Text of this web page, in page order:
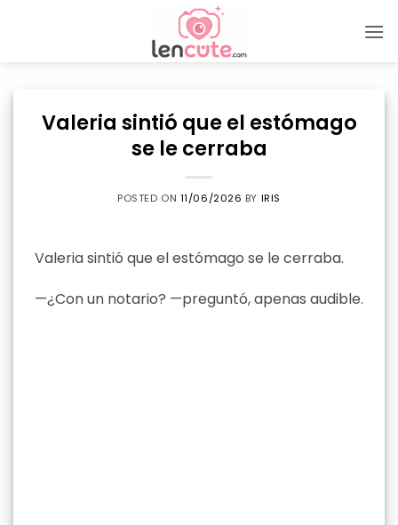
Valeria sintió que el estómago
se le cerraba
POSTED ON 11/06/2026 BY IRIS
Valeria sintió que el estómago se le cerraba.
—¿Con un notario? —preguntó, apenas audible.